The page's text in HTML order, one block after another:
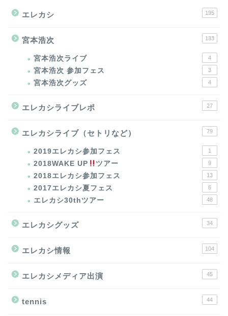
エレカシ 195
宮本浩次 133
宮本浩次ライブ 4
宮本浩次 参加フェス 3
宮本浩次グッズ 4
エレカシライブレポ 27
エレカシライブ（セトリなど） 79
2019エレカシ参加フェス 1
2018WAKE UP ツアー 9
2018エレカシ参加フェス 13
2017エレカシ夏フェス 6
エレカシ30thツアー 48
エレカシグッズ 34
エレカシ情報 104
エレカシメディア出演 45
tennis 44